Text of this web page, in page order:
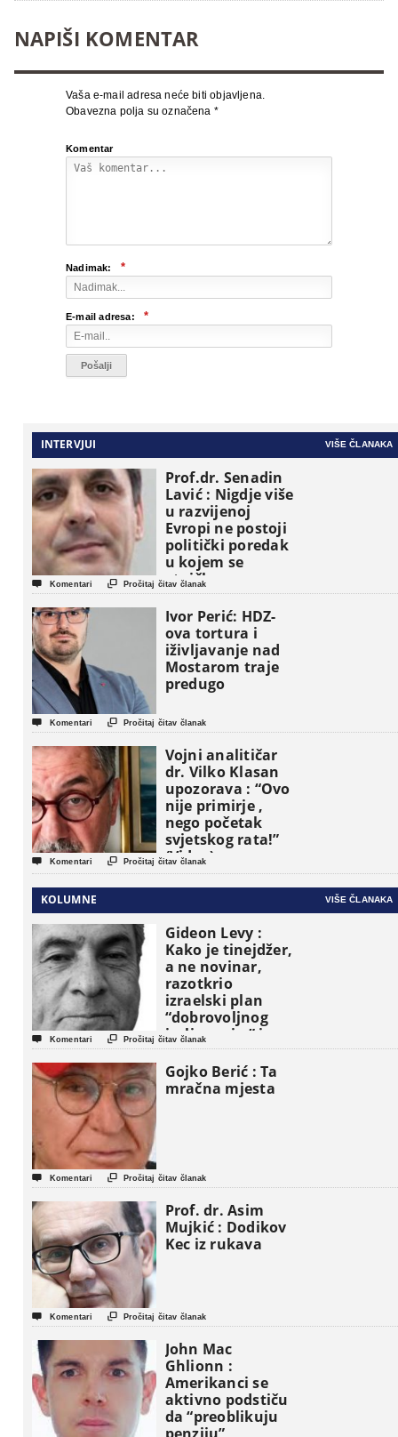
NAPIŠI KOMENTAR
Vaša e-mail adresa neće biti objavljena.
Obavezna polja su označena *
Komentar
Nadimak: *
E-mail adresa: *
INTERVJUI VIŠE ČLANAKA
Prof.dr. Senadin
Lavić : Nigdje više
u razvijenoj
Evropi ne postoji
politički poredak
u kojem se
etničke grupe
pojavljuju kao
osnovne
političke jedinice
 Komentari  Pročitaj čitav članak
Ivor Perić: HDZ-
ova tortura i
iživljavanje nad
Mostarom traje
predugo
 Komentari  Pročitaj čitav članak
Vojni analitičar
dr. Vilko Klasan
upozorava : “Ovo
nije primirje ,
nego početak
svjetskog rata!”
(Video)
 Komentari  Pročitaj čitav članak
KOLUMNE VIŠE ČLANAKA
Gideon Levy :
Kako je tinejdžer,
a ne novinar,
razotkrio
izraelski plan
“dobrovoljnog
iseljavanja ” iz
Gaze
 Komentari  Pročitaj čitav članak
Gojko Berić : Ta
mračna mjesta
 Komentari  Pročitaj čitav članak
Prof. dr. Asim
Mujkić : Dodikov
Kec iz rukava
 Komentari  Pročitaj čitav članak
John Mac
Ghlionn :
Amerikanci se
aktivno podstiču
da “preoblikuju